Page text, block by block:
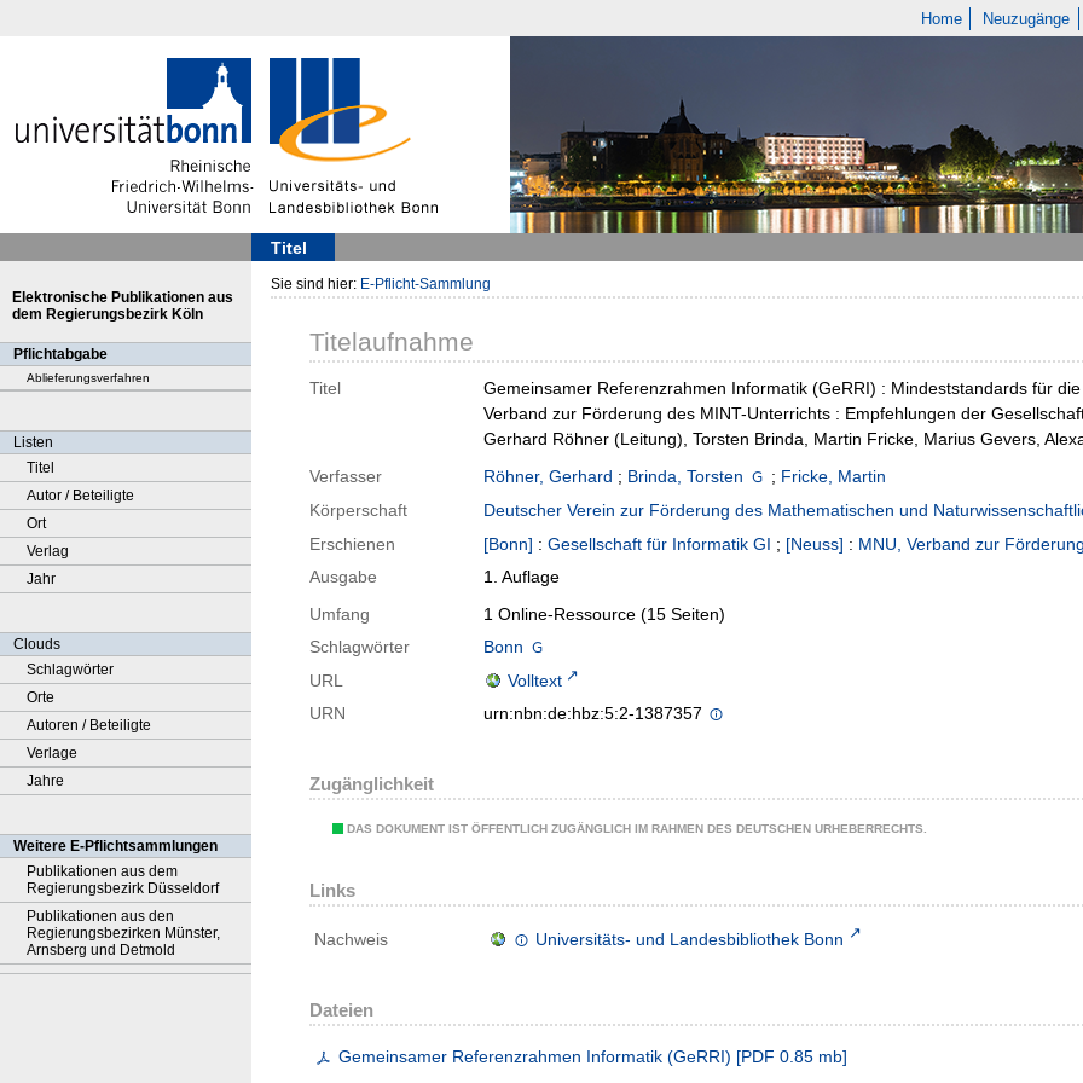
Home Neuzugänge
Titel
Elektronische Publikationen aus
dem Regierungsbezirk Köln
Pflichtabgabe
Ablieferungsverfahren
Listen
Titel
Autor / Beteiligte
Ort
Verlag
Jahr
Clouds
Schlagwörter
Orte
Autoren / Beteiligte
Verlage
Jahre
Weitere E-Pflichtsammlungen
Publikationen aus dem
Regierungsbezirk Düsseldorf
Publikationen aus den
Regierungsbezirken Münster,
Arnsberg und Detmold
Sie sind hier: E-Pflicht-Sammlung
Titelaufnahme
Titel
Gemeinsamer Referenzrahmen Informatik (GeRRI) : Mindeststandards für
Verband zur Förderung des MINT-Unterrichts : Empfehlungen der
Gerhard Röhner (Leitung), Torsten Brinda, Martin Fricke, Marius Gevers,
Verfasser
Röhner, Gerhard ; Brinda, Torsten ; Fricke, Martin
Körperschaft
Deutscher Verein zur Förderung des Mathematischen und
Erschienen
[Bonn] : Gesellschaft für Informatik GI ; [Neuss] : MNU, Verband zur
Ausgabe
1. Auflage
Umfang
1 Online-Ressource (15 Seiten)
Schlagwörter
Bonn
URL
Volltext
URN
urn:nbn:de:hbz:5:2-1387357
Zugänglichkeit
DAS DOKUMENT IST ÖFFENTLICH ZUGÄNGLICH IM RAHMEN DES DEUTSCHEN URHEBERRECHTS.
Links
Nachweis Universitäts- und Landesbibliothek Bonn
Dateien
Gemeinsamer Referenzrahmen Informatik (GeRRI) [PDF 0.85 mb]